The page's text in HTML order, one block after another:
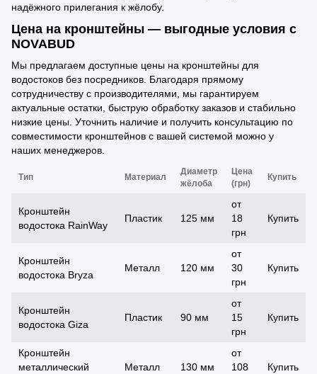
надёжного прилегания к жёлобу.
Цена на кронштейны — выгодные условия с
NOVABUD
Мы предлагаем доступные цены на кронштейны для
водостоков без посредников. Благодаря прямому
сотрудничеству с производителями, мы гарантируем
актуальные остатки, быструю обработку заказов и стабильно
низкие цены. Уточнить наличие и получить консультацию по
совместимости кронштейнов с вашей системой можно у
наших менеджеров.
Тип Материал
Диаметр
жёлоба
Цена
(грн)
Купить
Кронштейн
водостока RainWay
Пластик 125 мм
от
18
грн
Купить
Кронштейн
водостока Bryza
Металл 120 мм
от
30
грн
Купить
Кронштейн
водостока Giza
Пластик 90 мм
от
15
грн
Купить
Кронштейн
металлический
Металл 130 мм
от
108
Купить